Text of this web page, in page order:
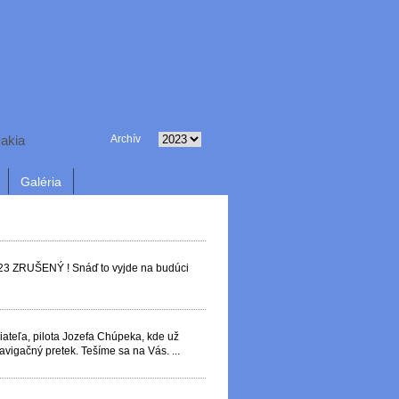
Archív
Galéria
ZRUŠENÝ ! Snáď to vyjde na budúci
pilota Jozefa Chúpeka, kde už
pretek. Tešíme sa na Vás. ...